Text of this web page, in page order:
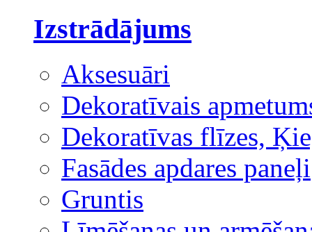
Izstrādājums
Aksesuāri
Dekoratīvais
Dekoratīvas flīzes,
Fasādes apdares paneļi
Gruntis